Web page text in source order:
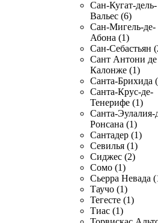
Сан-Кугат-дель-
Вальес (6)
Сан-Мигель-де-
Абона (1)
Сан-Себастьян
Сант Антони де
Калонже (1)
Санта-Брихида
Санта-Крус-де-
Тенерифе (1)
Санта-Эулалия-
Ронсана (1)
Сантадер (1)
Севилья (1)
Сиджес (2)
Сомо (1)
Сьерра Невада
Таучо (1)
Тегесте (1)
Тиас (1)